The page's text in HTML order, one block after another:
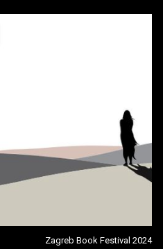
Zagreb Book Festival 2024